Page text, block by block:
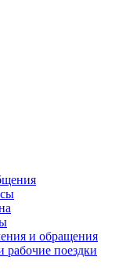
и обращения
поездки